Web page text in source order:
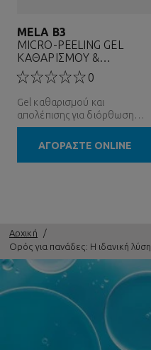
MELA B3
MICRO-PEELING GEL
ΚΑΘΑΡΙΣΜΟΎ &
ΑΠΟΛΈΠΙΣΗΣ ΠΡΟΣΏΠΟΥ
0
Gel καθαρισμού και
απολέπισης για διόρθωση
των κηλίδων. Εξυγιαίνει και
λειαίνει την επιδερμίδα.
ΑΓΟΡΑΣΤΕ ONLINE
Αρχική
Ορός για πανάδες: Η ιδανική